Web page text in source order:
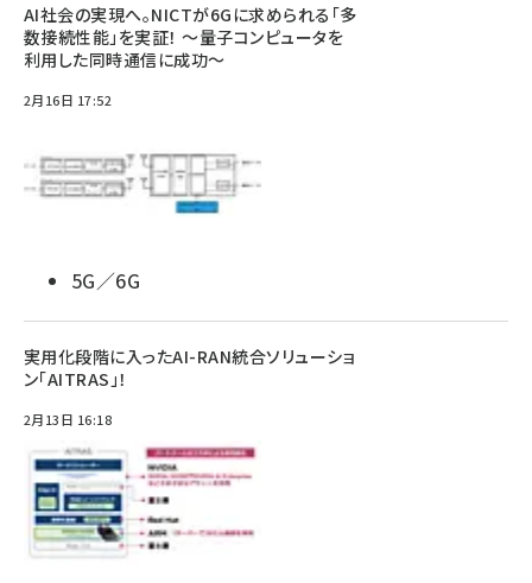
AI社会の実現へ。NICTが6Gに求められる「多
数接続性能」を実証！ 〜量子コンピュータを
利用した同時通信に成功〜
2月16日 17:52
5G／6G
実用化段階に入ったAI-RAN統合ソリューショ
ン「AITRAS」！
2月13日 16:18